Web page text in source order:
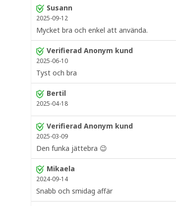
Susann
2025-09-12
Mycket bra och enkel att använda.
Verifierad Anonym kund
2025-06-10
Tyst och bra
Bertil
2025-04-18
Verifierad Anonym kund
2025-03-09
Den funka jättebra 😉
Mikaela
2024-09-14
Snabb och smidag affär